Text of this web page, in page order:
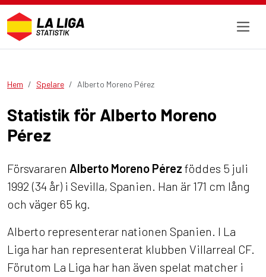
Hem Spelare Alberto Moreno Pérez
Statistik för Alberto Moreno
Pérez
Försvararen Alberto Moreno Pérez föddes 5 juli
1992 (34 år) i Sevilla, Spanien. Han är 171 cm lång
och väger 65 kg.
Alberto representerar nationen Spanien. I La
Liga har han representerat klubben Villarreal CF.
Förutom La Liga har han även spelat matcher i